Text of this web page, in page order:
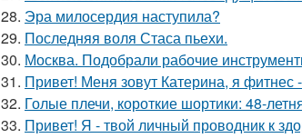
28. Эра милосердия наступила?
29. Последняя воля Стаса пьехи.
30. Москва. Подобрали рабочие
31. Привет! Меня зовут Катерина, я фитнес
32. Голые плечи, короткие шортики: 48-
33. Привет! Я - твой личный проводник к